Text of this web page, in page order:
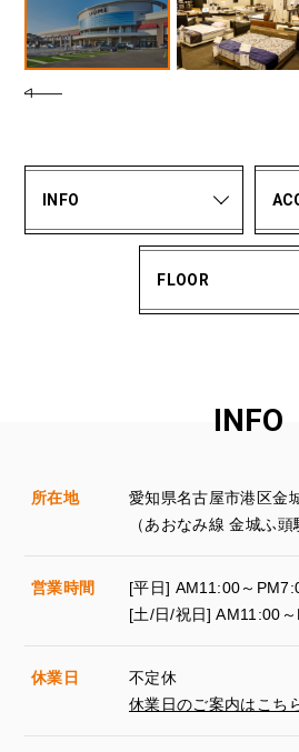
INFO
FLOOR
INFO
所在地
愛知県名古屋市港区金
（あおなみ線 金城ふ頭
営業時間
[平日] AM11:00～
[土/日/祝日] AM11:00
休業日
不定休
休業日のご案内はこち